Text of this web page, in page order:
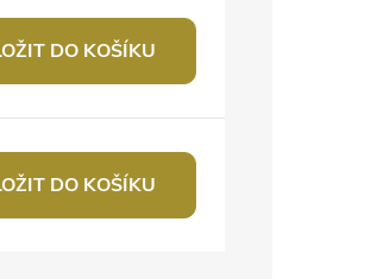
DO KOŠÍKU
DO KOŠÍKU